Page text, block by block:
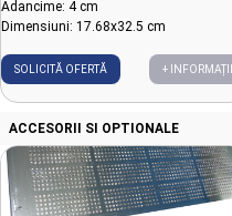
Adancime: 4 cm
Dimensiuni: 17.68x32.5 cm
SOLICITĂ OFERTĂ + INFORMAȚII
ACCESORII SI OPTIONALE